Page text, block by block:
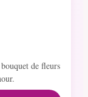
de fleurs